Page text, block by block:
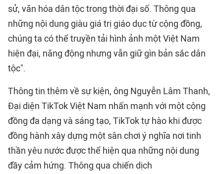
sử, văn hóa dân tộc trong thời đại số. Thông qua
những nội dung giàu giá trị giáo dục từ cộng đồng,
chúng ta có thể truyền tải hình ảnh một Việt Nam
hiện đại, năng động nhưng vẫn giữ gìn bản sắc dân
tộc".
Thông tin thêm về sự kiện, ông Nguyễn Lâm Thanh,
Đại diện TikTok Việt Nam nhấn mạnh với một cộng
đồng đa dạng và sáng tạo, TikTok tự hào khi được
đồng hành xây dựng một sân chơi ý nghĩa nơi tinh
thần yêu nước được thể hiện qua những nội dung
đầy cảm hứng. Thông qua chiến dịch